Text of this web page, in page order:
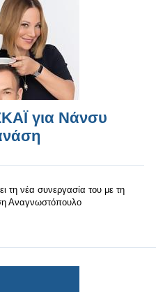
για Νάνσυ
τη νέα συνεργασία του με τη
Αναγνωστόπουλο